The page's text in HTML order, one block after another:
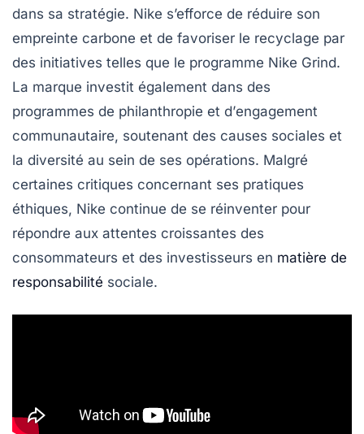
dans sa stratégie. Nike s’efforce de réduire son
empreinte carbone et de favoriser le recyclage par
des initiatives telles que le programme Nike Grind.
La marque investit également dans des
programmes de philanthropie et d’engagement
communautaire, soutenant des causes sociales et
la diversité au sein de ses opérations. Malgré
certaines critiques concernant ses pratiques
éthiques, Nike continue de se réinventer pour
répondre aux attentes croissantes des
consommateurs et des investisseurs en matière de
responsabilité sociale.